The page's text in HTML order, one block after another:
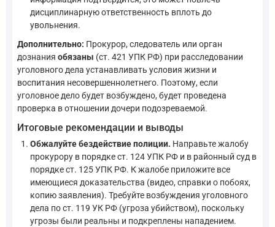
дисциплинарную ответственность вплоть до
увольнения.
Дополнительно: Прокурор, следователь или орган
дознания обязаны (ст. 421 УПК РФ) при расследовании
уголовного дела устанавливать условия жизни и
воспитания несовершеннолетнего. Поэтому, если
уголовное дело будет возбуждено, будет проведена
проверка в отношении дочери подозреваемой.
Итоговые рекомендации и выводы
Обжалуйте бездействие полиции. Направьте жалобу
прокурору в порядке ст. 124 УПК РФ и в районный суд в
порядке ст. 125 УПК РФ. К жалобе приложите все
имеющиеся доказательства (видео, справки о побоях,
копию заявления). Требуйте возбуждения уголовного
дела по ст. 119 УК РФ (угроза убийством), поскольку
угрозы были реальны и подкреплены нападением.